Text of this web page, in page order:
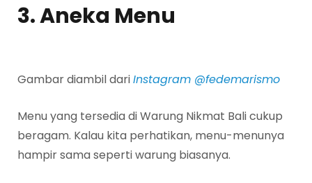
3. Aneka Menu
Gambar diambil dariInstagram @fedemarismo
Menu yang tersedia di Warung Nikmat Bali cukup
beragam. Kalau kita perhatikan, menu-menunya
hampir sama seperti warung biasanya.